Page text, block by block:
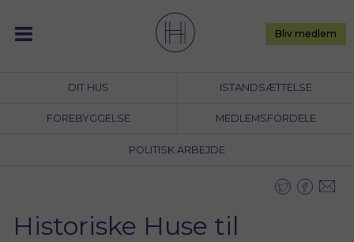
content
DIT HUS ISTANDSÆTTELSE
FOREBYGGELSE MEDLEMSFORDELE
POLITISK ARBEJDE
Bliv medlem
Historiske Huse til